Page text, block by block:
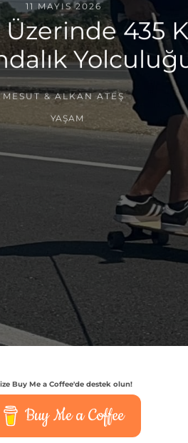
11 MAYIS 2026
Üzerinde 435
MESUT & ALKAN ATEŞ
YAŞAM
Buy Me a Coffee'de destek olun!
Buy Me a Coffee